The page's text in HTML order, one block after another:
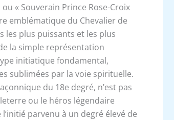
« Souverain Prince Rose-Croix
emblématique du Chevalier de
les plus puissants et les plus
la simple représentation
initiatique fondamental,
sublimées par la voie spirituelle.
du 18e degré, n’est pas
ou le héros légendaire
parvenu à un degré élevé de